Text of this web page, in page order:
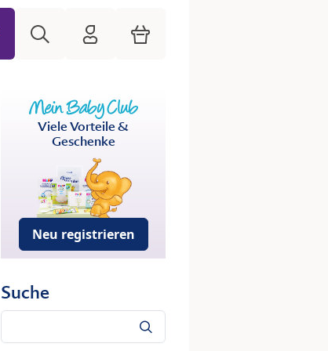
HiPP Mein Babyclub
Warenkorb
Viele Vorteile &
Geschenke
Neu registrieren
Suche